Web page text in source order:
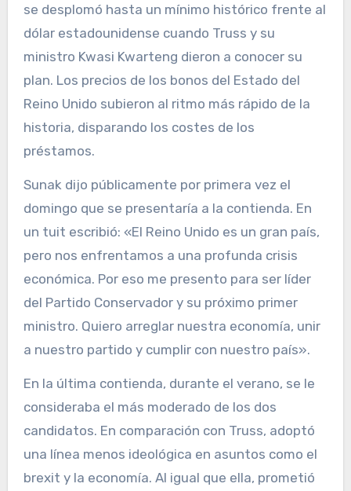
se desplomó hasta un mínimo histórico frente al
dólar estadounidense cuando Truss y su
ministro Kwasi Kwarteng dieron a conocer su
plan. Los precios de los bonos del Estado del
Reino Unido subieron al ritmo más rápido de la
historia, disparando los costes de los
préstamos.
Sunak dijo públicamente por primera vez el
domingo que se presentaría a la contienda. En
un tuit escribió: «El Reino Unido es un gran país,
pero nos enfrentamos a una profunda crisis
económica. Por eso me presento para ser líder
del Partido Conservador y su próximo primer
ministro. Quiero arreglar nuestra economía, unir
a nuestro partido y cumplir con nuestro país».
En la última contienda, durante el verano, se le
consideraba el más moderado de los dos
candidatos. En comparación con Truss, adoptó
una línea menos ideológica en asuntos como el
brexit y la economía. Al igual que ella, prometió